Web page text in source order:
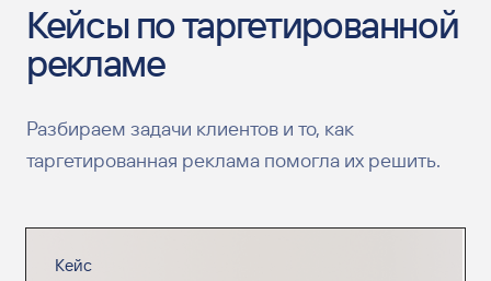
Кейсы по таргетированной
рекламе
Разбираем задачи клиентов и то, как
таргетированная реклама помогла их решить.
Кейс